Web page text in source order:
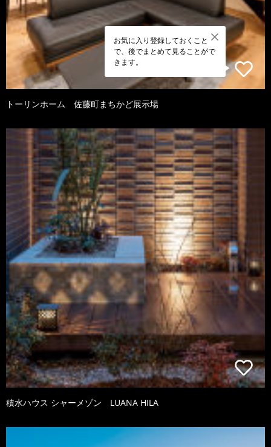
お気に入り登録しておくこと
で、後でまとめて見ることがで
きます。
トーリンホーム 佐藤町まちかど展示場
積水ハウス シャーメゾン LUANA HILA